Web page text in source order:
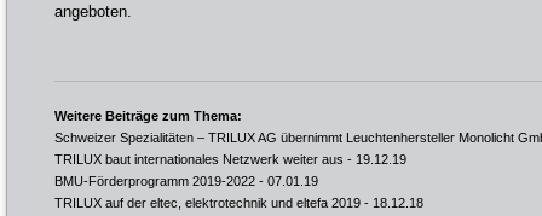
angeboten.
Weitere Beiträge zum Thema:
Schweizer Spezialitäten – TRILUX AG übernimmt Leuchtenhersteller Monolicht
TRILUX baut internationales Netzwerk weiter aus - 19.12.19
BMU-Förderprogramm 2019-2022 - 07.01.19
TRILUX auf der eltec, elektrotechnik und eltefa 2019 - 18.12.18